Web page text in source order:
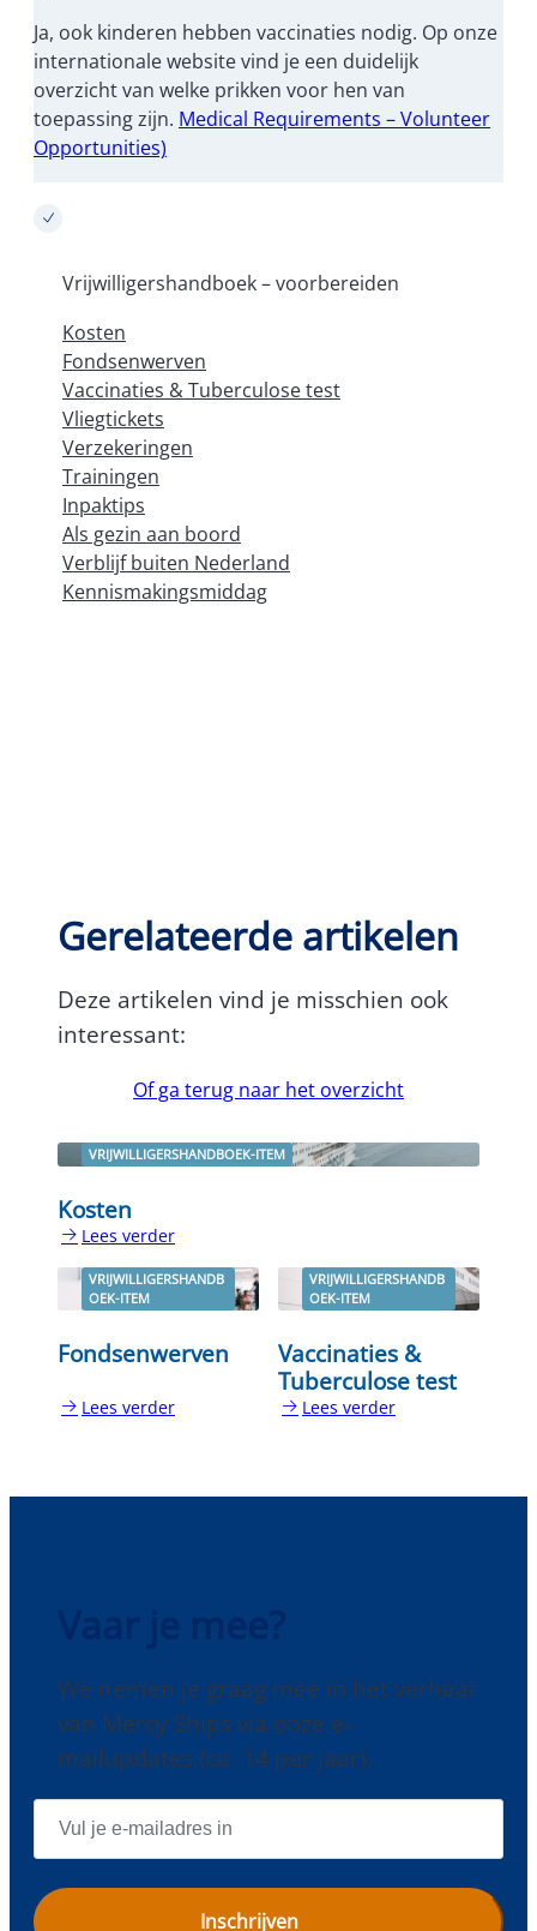
Vrijwilligershandboek – voorbereiden
Kosten
Fondsenwerven
Vaccinaties & Tuberculose test
Vliegtickets
Verzekeringen
Trainingen
Inpaktips
Als gezin aan boord
Verblijf buiten Nederland
Kennismakingsmiddag
Ja, ook kinderen hebben vaccinaties nodig. Op onze
internationale website vind je een duidelijk
overzicht van welke prikken voor hen van
toepassing zijn. Medical Requirements – Volunteer
Opportunities)
Gerelateerde artikelen
Deze artikelen vind je misschien ook
interessant:
Of ga terug naar het overzicht
VRIJWILLIGERSHANDBOEK-ITEM
Kosten
Lees verder
KostenVRIJWILLIGERSHANDB
OEK-ITEM
Fondsenwerven
Lees verder
VRIJWILLIGERSHANDB
OEK-ITEM
Vaccinaties &
Tuberculose test
Lees verder
Tuberculose
We nemen je graag mee in het verhaal
van Mercy Ships via onze e-
mailupdates (ca. 14 per jaar).
E
A
L
A